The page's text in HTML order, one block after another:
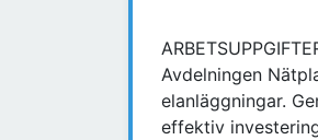
Avdelningen
elanläggningar.
effektiv